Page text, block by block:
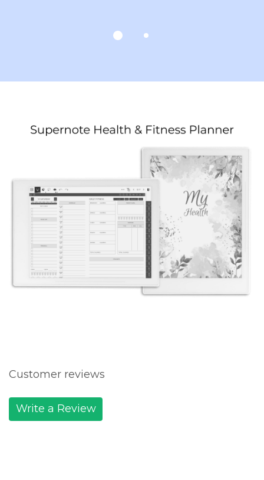
Customer reviews
Write a Review